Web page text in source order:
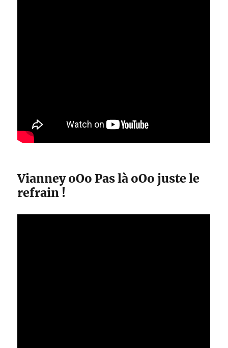
Vianney oOo Pas là oOo juste le
refrain !